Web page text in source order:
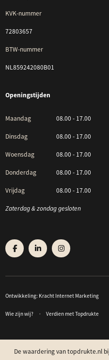
KVK-nummer
72803657
BTW-nummer
NL859242080B01
Openingstijden
Maandag 08.00 - 17.00
Dinsdag 08.00 - 17.00
Woensdag 08.00 - 17.00
Donderdag 08.00 - 17.00
Vrijdag 08.00 - 17.00
Zaterdag & zondag gesloten
Ontwikkeling: Kracht Internet Marketing
Wie zijn wij? Verdien met Topdrukte
De waardering van topdrukte.nl